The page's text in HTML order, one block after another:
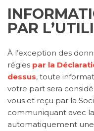
PAR
À l’exception des
régies par la
dessus, toute
votre part sera
vous et reçu par la
communiquant avec
automatiquement